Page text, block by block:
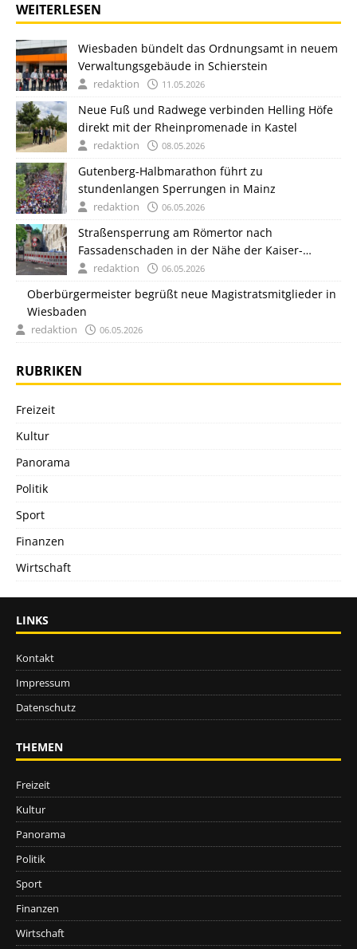
WEITERLESEN
Wiesbaden bündelt das Ordnungsamt in neuem
Verwaltungsgebäude in Schierstein
redaktion 11.05.2026
Neue Fuß und Radwege verbinden Helling Höfe
direkt mit der Rheinpromenade in Kastel
redaktion 08.05.2026
Gutenberg-Halbmarathon führt zu
stundenlangen Sperrungen in Mainz
redaktion 06.05.2026
Straßensperrung am Römertor nach
Fassadenschaden in der Nähe der Kaiser-
Friedrich-Therme
redaktion 06.05.2026
Oberbürgermeister begrüßt neue Magistratsmitglieder in
Wiesbaden
redaktion 06.05.2026
RUBRIKEN
Freizeit
Kultur
Panorama
Politik
Sport
Finanzen
Wirtschaft
LINKS
Kontakt
Impressum
Datenschutz
THEMEN
Freizeit
Kultur
Panorama
Politik
Sport
Finanzen
Wirtschaft